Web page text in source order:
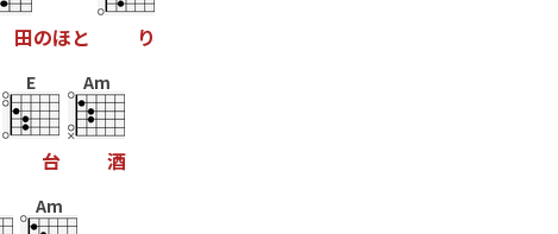
田のほと り
E
台
Am
酒
Am